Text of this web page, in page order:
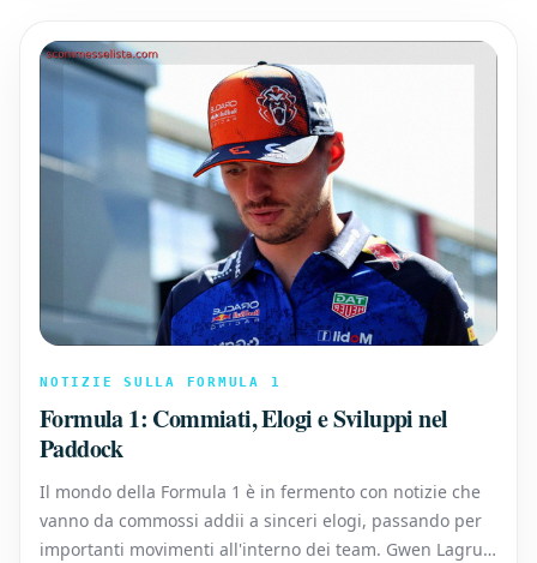
NOTIZIE SULLA FORMULA 1
Formula 1: Commiati, Elogi e Sviluppi nel
Paddock
Il mondo della Formula 1 è in fermento con notizie che
vanno da commossi addii a sinceri elogi, passando per
importanti movimenti all'interno dei team. Gwen Lagrue